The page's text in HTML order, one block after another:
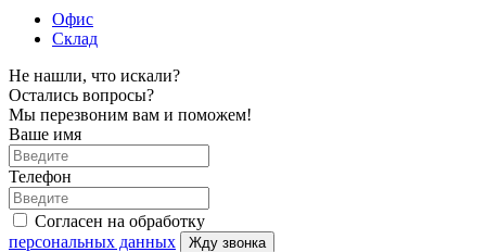
Офис
Склад
Не нашли, что искали?
Остались вопросы?
Мы перезвоним вам и поможем!
Ваше имя
Телефон
Согласен на обработку
персональных данных
Жду звонка